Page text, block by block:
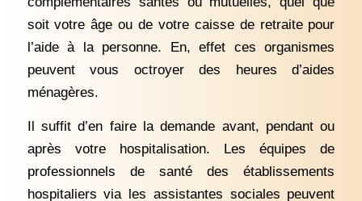
soit votre âge ou de votre caisse de retraite pour
l’aide à la personne. En, effet ces organismes
peuvent vous octroyer des heures d’aides
ménagères.
Il suffit d’en faire la demande avant, pendant ou
après votre hospitalisation. Les équipes de
professionnels de santé des établissements
hospitaliers via les assistantes sociales peuvent